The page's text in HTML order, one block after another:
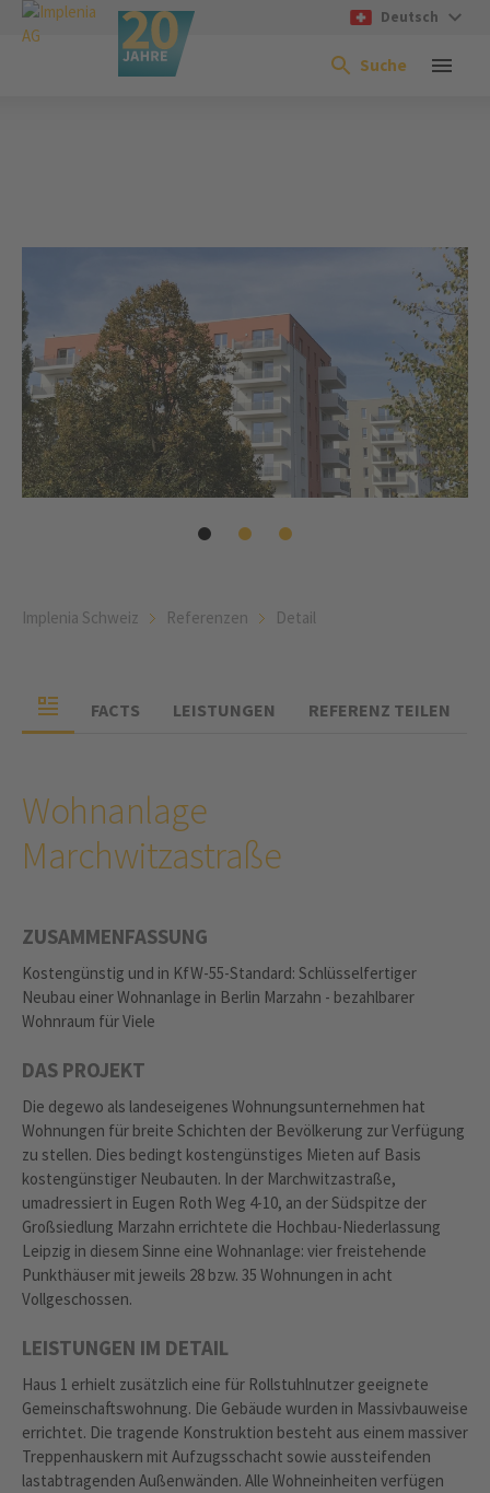
Deutsch
Suche
Implenia Schweiz Referenzen Detail
FACTS LEISTUNGEN REFERENZ TEILEN
Wohnanlage
Marchwitzastraße
ZUSAMMENFASSUNG
Kostengünstig und in KfW-55-Standard: Schlüsselfertiger
Neubau einer Wohnanlage in Berlin Marzahn - bezahlbarer
Wohnraum für Viele
DAS PROJEKT
Die degewo als landeseigenes Wohnungsunternehmen hat
Wohnungen für breite Schichten der Bevölkerung zur Verfügung
zu stellen. Dies bedingt kostengünstiges Mieten auf Basis
kostengünstiger Neubauten. In der Marchwitzastraße,
umadressiert in Eugen Roth Weg 4-10, an der Südspitze der
Großsiedlung Marzahn errichtete die Hochbau-Niederlassung
Leipzig in diesem Sinne eine Wohnanlage: vier freistehende
Punkthäuser mit jeweils 28 bzw. 35 Wohnungen in acht
Vollgeschossen.
LEISTUNGEN IM DETAIL
Haus 1 erhielt zusätzlich eine für Rollstuhlnutzer geeignete
Gemeinschaftswohnung. Die Gebäude wurden in Massivbauweise
errichtet. Die tragende Konstruktion besteht aus einem massiver
Treppenhauskern mit Aufzugsschacht sowie aussteifenden
lastabtragenden Außenwänden. Alle Wohneinheiten verfügen